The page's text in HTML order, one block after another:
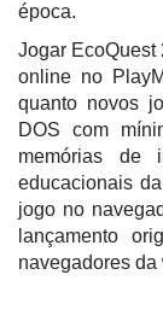
época.
Jogar EcoQuest
online no
quanto novos
DOS com
memórias de
educacionais
jogo no
lançamento
navegadores da